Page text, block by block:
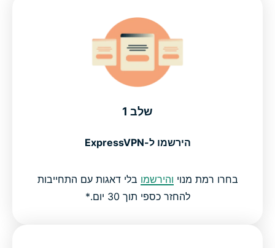
שלב 1
הירשמו ל-ExpressVPN
בחרו רמת מנוי והירשמו בלי דאגות עם התחייבות
להחזר כספי תוך 30 יום.*